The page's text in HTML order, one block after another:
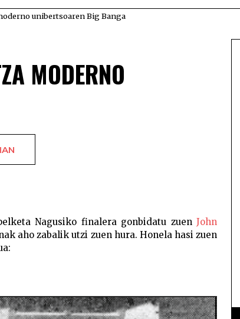
unibertsoaren Big Banga
MODERNO
Nagusiko finalera gonbidatu zuenJohn
aho zabalik utzi zuen hura. Honela hasi zuen